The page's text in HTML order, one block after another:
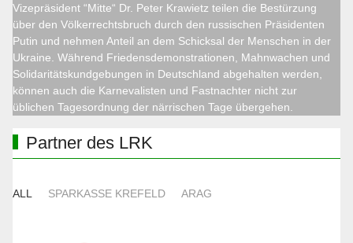
Vizepräsident “Mitte“ Dr. Peter Krawietz teilen die Bestürzung
über den Völkerrechtsbruch durch den russischen Präsidenten
Putin und nehmen Anteil an dem Schicksal der Menschen in der
Ukraine. Während Friedensdemonstrationen, Mahnwachen und
Solidaritätskundgebungen in Deutschland abgehalten werden,
können auch die Karnevalisten und Fastnachter nicht zur
üblichen Tagesordnung der närrischen Tage übergehen.
Partner des LRK
ALL SPARKASSE KREFELD ARAG